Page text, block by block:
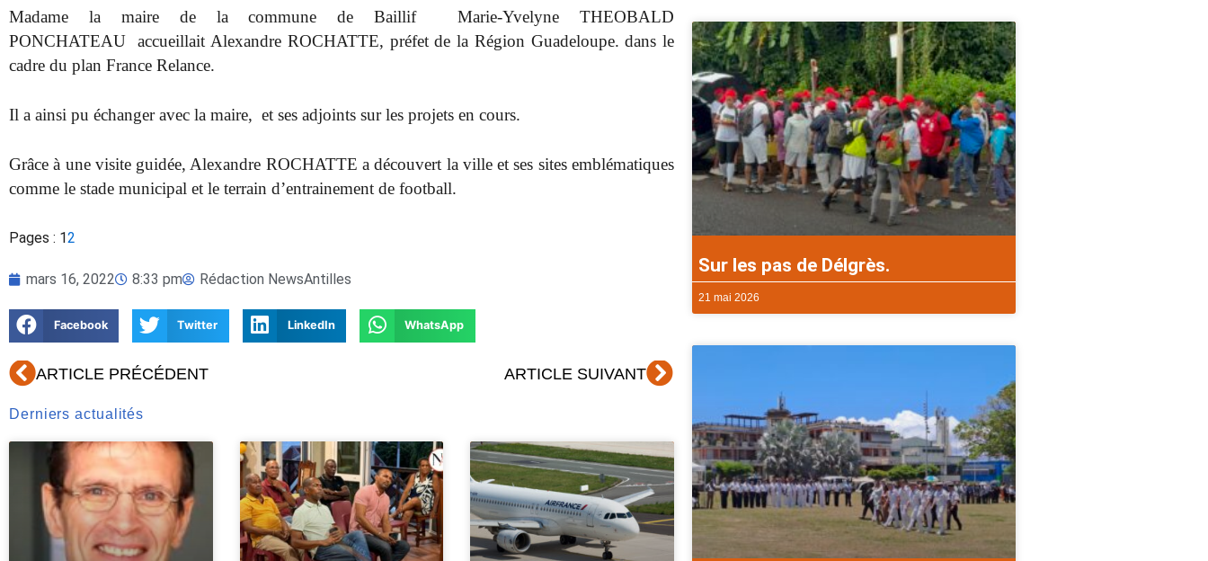
Madame la maire de la commune de Baillif Marie-Yvelyne THEOBALD
PONCHATEAU accueillait Alexandre ROCHATTE, préfet de la Région Guadeloupe. dans le
cadre du plan France Relance.
Il a ainsi pu échanger avec la maire, et ses adjoints sur les projets en cours.
Grâce à une visite guidée, Alexandre ROCHATTE a découvert la ville et ses sites emblématiques
comme le stade municipal et le terrain d’entrainement de football.
Pages : 12
mars 16, 2022 8:33 pm Rédaction NewsAntilles
Facebook Twitter LinkedIn WhatsApp
Précédent
ARTICLE PRÉCÉDENT ARTICLE SUIVANTSuivant
Derniers actualités
Sur les pas de Délgrès.
21 mai 2026